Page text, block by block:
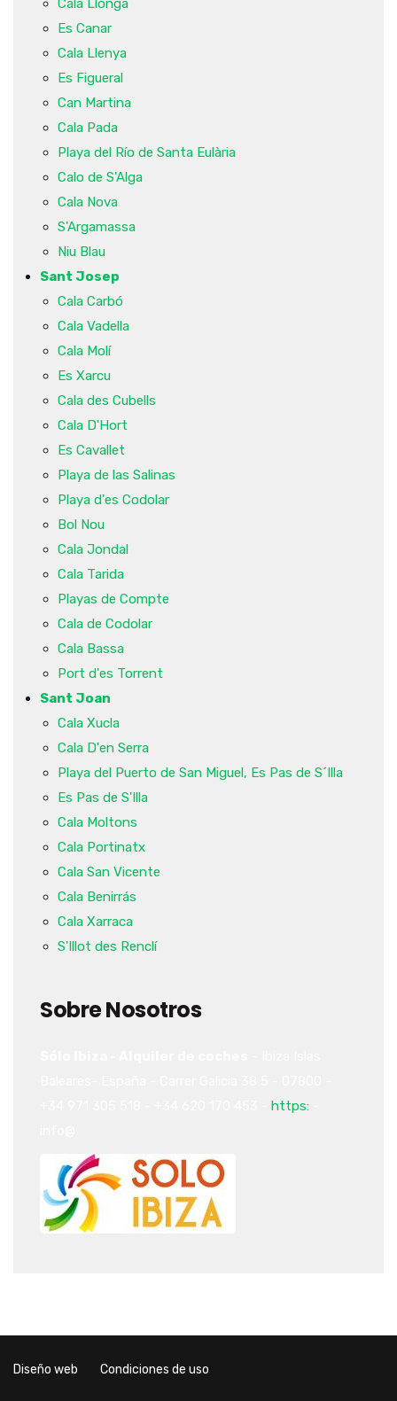
Cala Llonga
Es Canar
Cala Llenya
Es Figueral
Can Martina
Cala Pada
Playa del Río de Santa Eulària
Calo de S'Alga
Cala Nova
S'Argamassa
Niu Blau
Sant Josep
Cala Carbó
Cala Vadella
Cala Molí
Es Xarcu
Cala des Cubells
Cala D'Hort
Es Cavallet
Playa de las Salinas
Playa d'es Codolar
Bol Nou
Cala Jondal
Cala Tarida
Playas de Compte
Cala de Codolar
Cala Bassa
Port d'es Torrent
Sant Joan
Cala Xucla
Cala D'en Serra
Playa del Puerto de San Miguel, Es Pas de S´Illa
Es Pas de S'Illa
Cala Moltons
Cala Portinatx
Cala San Vicente
Cala Benirrás
Cala Xarraca
S'Illot des Renclí
Sobre Nosotros
https:
Diseño web Condiciones de uso